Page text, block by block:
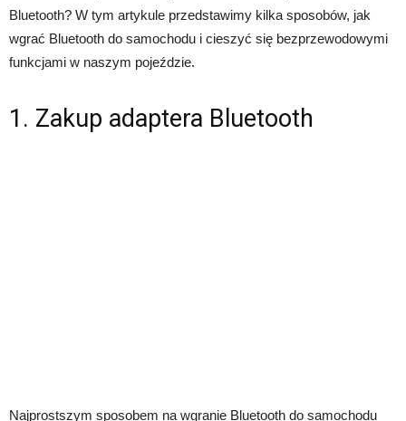
Bluetooth? W tym artykule przedstawimy kilka sposobów, jak
wgrać Bluetooth do samochodu i cieszyć się bezprzewodowymi
funkcjami w naszym pojeździe.
1. Zakup adaptera Bluetooth
Najprostszym sposobem na wgranie Bluetooth do samochodu